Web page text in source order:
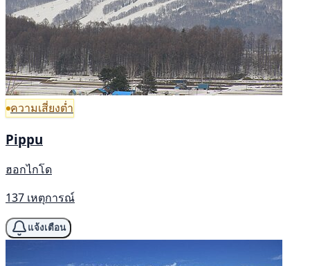
ความเสี่ยงต่ำ
Pippu
ฮอกไกโด
137 เหตุการณ์
แจ้งเตือน